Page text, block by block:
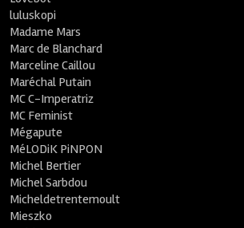
luluskopi
Madame Mars
Marc de Blanchard
Marceline Caillou
Maréchal Putain
MC C-Imperatriz
MC Feminist
Mégapute
MéLODiK PiNPON
Michel Bertier
Michel Sarbdou
Micheldetrentemoult
Mieszko